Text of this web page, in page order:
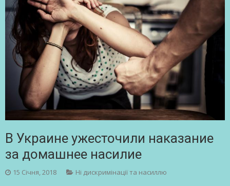
В Украине ужесточили наказание
за домашнее насилие
15 Січня, 2018 Ні дискримінації та насиллю